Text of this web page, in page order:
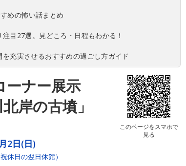
めの怖い話まとめ
注目27選。見どころ・日程もわかる！
を充実させるおすすめの過ごし方ガイド
ーナー展示
岸の古墳」
このページをスマホで
見る
2日(日)
休日の翌日休館）